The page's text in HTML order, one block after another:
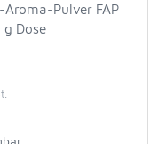
Pulver FAP
Dose